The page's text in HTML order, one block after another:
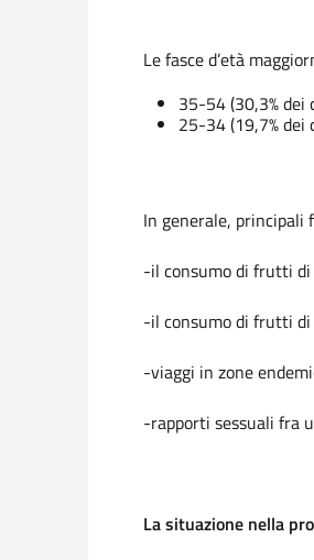
Le fasce d’età
35-54 (30,3% dei
25-34 (19,7% dei
In generale, principali
-il consumo di frutti
-il consumo di frutti di
-viaggi in zone
-rapporti sessuali fra
La situazione nella